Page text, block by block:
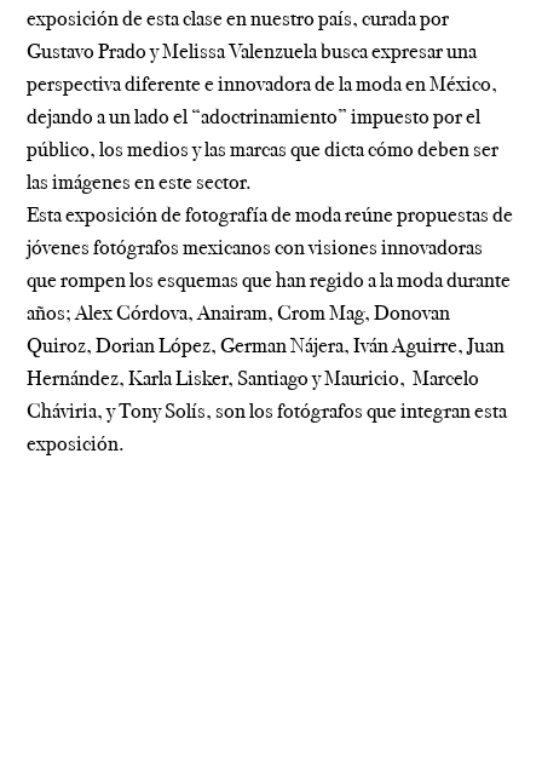
exposición de esta clase en nuestro país, curada por
Gustavo Prado y Melissa Valenzuela busca expresar una
perspectiva diferente e innovadora de la moda en México,
dejando a un lado el “adoctrinamiento” impuesto por el
público, los medios y las marcas que dicta cómo deben ser
las imágenes en este sector.
Esta exposición de fotografía de moda reúne propuestas de
jóvenes fotógrafos mexicanos con visiones innovadoras
que rompen los esquemas que han regido a la moda durante
años; Alex Córdova, Anairam, Crom Mag, Donovan
Quiroz, Dorian López, German Nájera, Iván Aguirre, Juan
Hernández, Karla Lisker, Santiago y Mauricio, Marcelo
Cháviria, y Tony Solís, son los fotógrafos que integran esta
exposición.